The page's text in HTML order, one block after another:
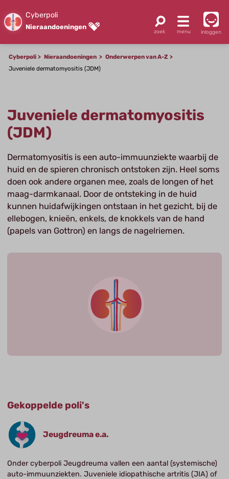
Cyberpoli
Nieraandoeningen
inloggen
Cyberpoli Nieraandoeningen
Onderwerpen van A-Z
Juveniele dermatomyositis (JDM)
Juveniele dermatomyositis
(JDM)
Dermatomyositis is een auto-immuunziekte waarbij de
huid en de spieren chronisch ontstoken zijn. Heel soms
doen ook andere organen mee, zoals de longen of het
maag-darmkanaal. Door de ontsteking in de huid
kunnen huidafwijkingen ontstaan in het gezicht, bij de
ellebogen, knieën, enkels, de knokkels van de hand
(papels van Gottron) en langs de nagelriemen.
Gekoppelde poli's
Jeugdreuma e.a.
Onder cyberpoli Jeugdreuma vallen een aantal (systemische)
auto-immuunziekten. Juveniele idiopathische artritis (JIA) of